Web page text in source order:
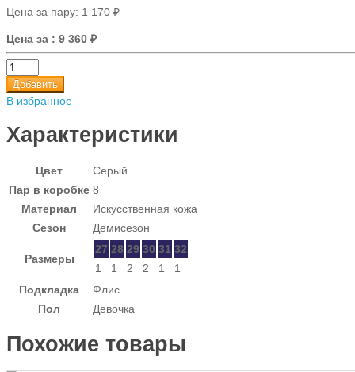
Цена за пару: 1 170 ₽
Цена за : 9 360 ₽
Добавить
В избранное
Характеристики
Цвет
Серый
Пар в коробке 8
Материал
Искусственная кожа
Сезон
Демисезон
Размеры
27 28 29 30 31 32
1
1 2 2 1
1
Подкладка
Флис
Пол
Девочка
Похожие товары